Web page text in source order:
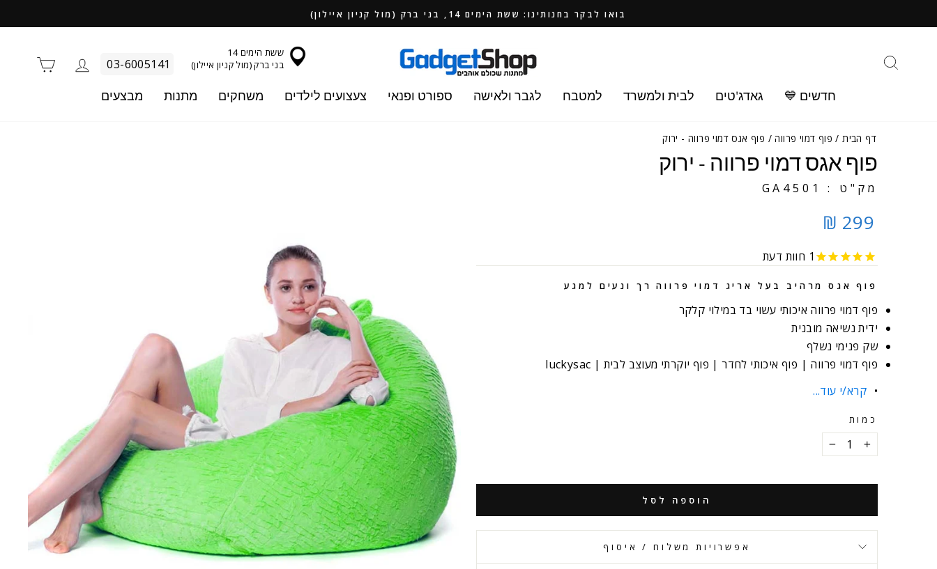
בואו לבקר בחנותינו: ששת הימים 14, בני ברק (מול קניון איילון)
ששת הימים 14
בני ברק (מול קניון איילון)
03-6005141 התחברות
חדשים 💙 גאדג'טים לבית ולמשרד למטבח לגבר ולאישה ספורט ופנאי צעצועים לילדים משחקים מתנות מבצעים
דף הבית/ פוף דמוי פרווה / פוף אגס דמוי פרווה - ירוק
פוף אגס דמוי פרווה - ירוק
מק"ט : GA4501
299 ₪
1 חוות דעת
פוף אגס מרהיב בעל אריג דמוי פרווה רך ונעים למגע
פוף דמוי פרווה איכותי עשוי בד במילוי קלקר
ידית נשיאה מובנית
שק פנימי נשלף
פוף דמוי פרווה | פוף איכותי לחדר | פוף יוקרתי מעוצב לבית | luckysac
קרא/י עוד...
כמות
− +
הוספה לסל
אפשרויות משלוח / איסוף